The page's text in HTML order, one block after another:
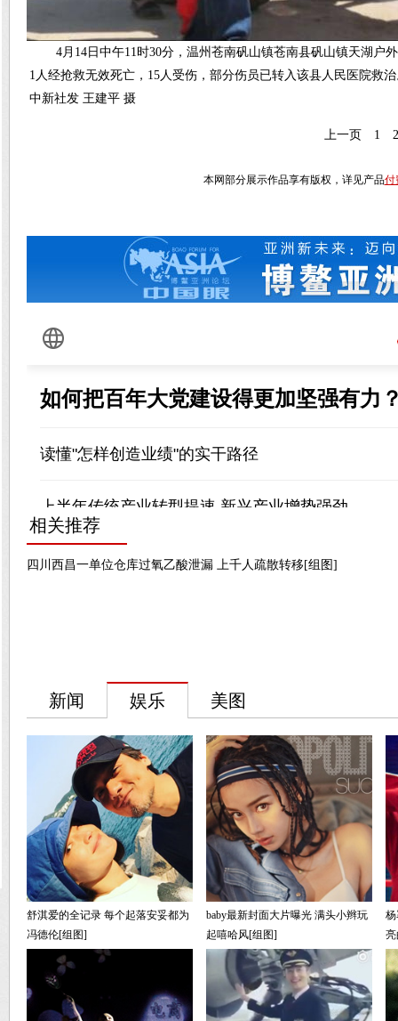
4月14日中午11时30分，温州苍南矾山镇苍南县矾山镇天湖
1人经抢救无效死亡，15人受伤，部分伤员已转入该县人民医院救
中新社发 王建平 摄
上一页 1 2
本网部分展示作品享有版权，详见产品付
相关推荐
四川西昌一单位仓库过氧乙酸泄漏 上千人疏散转移[组图]